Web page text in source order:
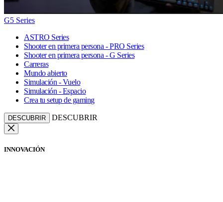
G5 Series
ASTRO Series
Shooter en primera persona - PRO Series
Shooter en primera persona - G Series
Carreras
Mundo abierto
Simulación - Vuelo
Simulación - Espacio
Crea tu setup de gaming
DESCUBRIR DESCUBRIR
INNOVACIÓN